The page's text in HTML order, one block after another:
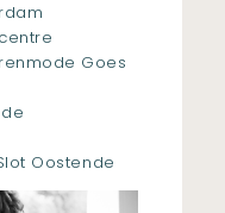
Goes
Oostende